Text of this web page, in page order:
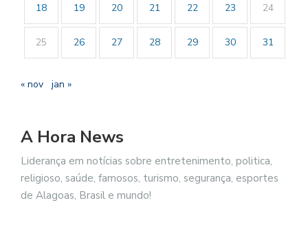
18 19 20 21 22 23 24
25 26 27 28 29 30 31
« nov jan »
A Hora News
Liderança em notícias sobre entretenimento, politica,
religioso, saúde, famosos, turismo, segurança, esportes
de Alagoas, Brasil e mundo!